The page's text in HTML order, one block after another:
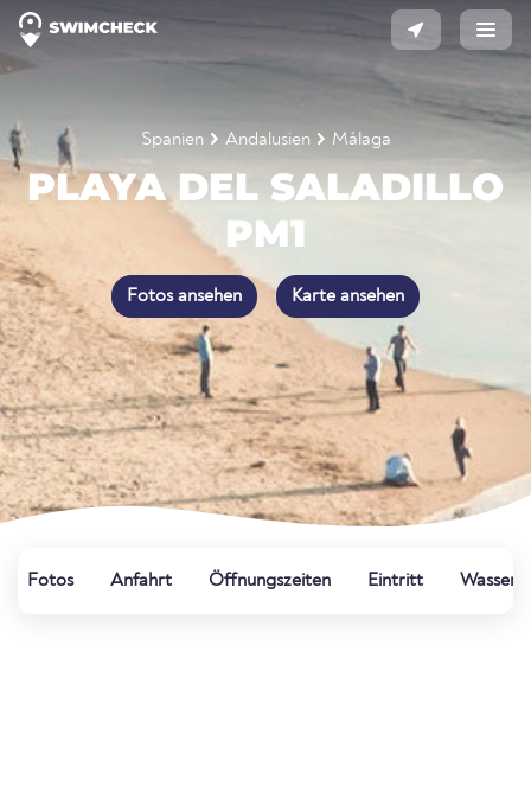
Spanien Andalusien Málaga
PLAYA DEL SALADILLO
PM1
Fotos ansehen Karte ansehen
Fotos Anfahrt Öffnungszeiten Eintritt